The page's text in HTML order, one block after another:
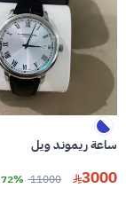
ساعة ريموند ويل
3000
11000 72% خصم